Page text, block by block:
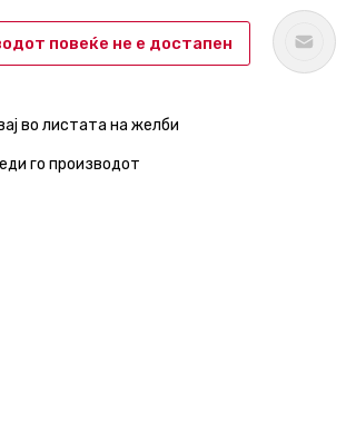
повеќе не е достапен
во листата на желби
го производот